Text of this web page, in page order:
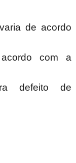
de acordo
com a
defeito de